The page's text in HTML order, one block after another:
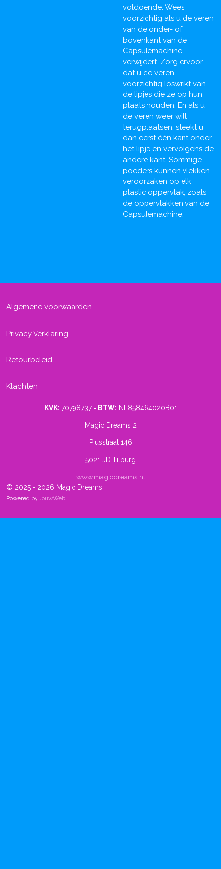
voldoende. Wees
voorzichtig als u de veren
van de onder- of
bovenkant van de
Capsulemachine
verwijdert. Zorg ervoor
dat u de veren
voorzichtig loswrikt van
de lipjes die ze op hun
plaats houden. En als u
de veren weer wilt
terugplaatsen, steekt u
dan eerst één kant onder
het lipje en vervolgens de
andere kant. Sommige
poeders kunnen vlekken
veroorzaken op elk
plastic oppervlak, zoals
de oppervlakken van de
Capsulemachine.
Algemene voorwaarden
Privacy Verklaring
Retourbeleid
Klachten
KVK: 70798737- BTW: NL858464020B01
Magic Dreams 2
Piusstraat 146
5021 JD Tilburg
www.magicdreams.nl
© 2025 - 2026 Magic Dreams
Powered by JouwWeb